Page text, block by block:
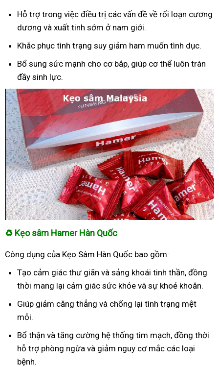
Hỗ trợ trong việc điều trị các vấn đề về rối loạn cương
dương và xuất tinh sớm ở nam giới.
Khắc phục tình trạng suy giảm ham muốn tình dục.
Bổ sung sức mạnh cho cơ bắp, giúp cơ thể luôn tràn
đầy sinh lực.
♻ Kẹo sâm Hamer Hàn Quốc
Công dụng của Kẹo Sâm Hàn Quốc bao gồm:
Tạo cảm giác thư giãn và sảng khoái tinh thần, đồng
thời mang lại cảm giác sức khỏe và sự khoẻ khoắn.
Giúp giảm căng thẳng và chống lại tình trạng mệt
mỏi.
Bổ thận và tăng cường hệ thống tim mạch, đồng thời
hỗ trợ phòng ngừa và giảm nguy cơ mắc các loại
bệnh.